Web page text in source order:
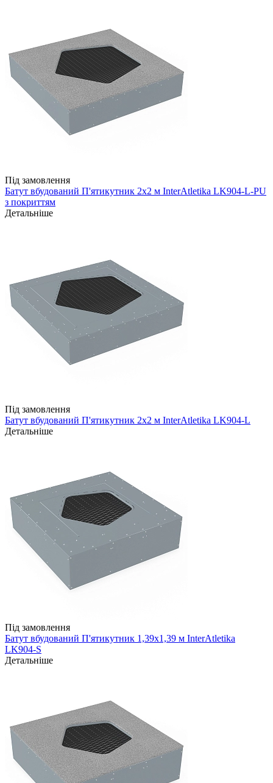
Під замовлення
Батут вбудований П'ятикутник 2х2 м InterAtletika LK904-L-PU
з покриттям
Детальніше
Під замовлення
Батут вбудований П'ятикутник 2х2 м InterAtletika LK904-L
Детальніше
Під замовлення
Батут вбудований П'ятикутник 1,39х1,39 м InterAtletika
LK904-S
Детальніше